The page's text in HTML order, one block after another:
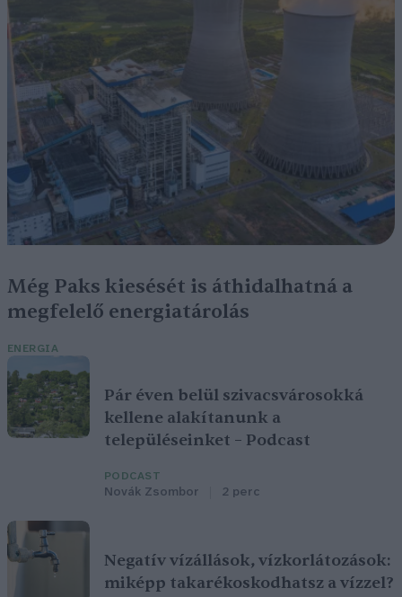
Még Paks kiesését is áthidalhatná a
megfelelő energiatárolás
ENERGIA
Pár éven belül szivacsvárosokká
kellene alakítanunk a
településeinket – Podcast
PODCAST
Novák Zsombor 2 perc
Negatív vízállások, vízkorlátozások:
miképp takarékoskodhatsz a vízzel?